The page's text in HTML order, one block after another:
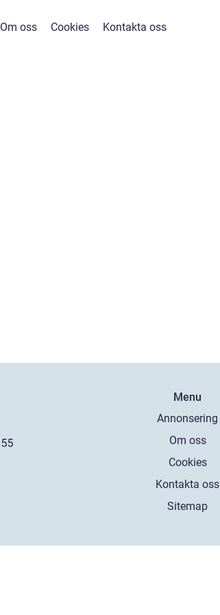
Om oss Cookies Kontakta oss
Menu
Annonsering
Om oss
Cookies
Kontakta oss
Sitemap